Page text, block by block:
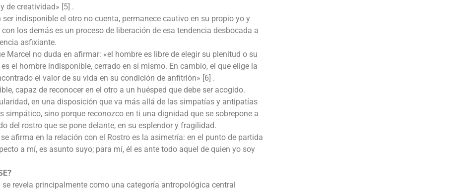
de creatividad» [5] .
indisponible el otro no cuenta, permanece cautivo en su propio yo y
los demás es un proceso de liberación de esa tendencia desbocada a
asfixiante.
Marcel no duda en afirmar: «el hombre es libre de elegir su plenitud o su
el hombre indisponible, cerrado en sí mismo. En cambio, el que elige la
el valor de su vida en su condición de anfitrión» [6] .
capaz de reconocer en el otro a un huésped que debe ser acogido.
en una disposición que va más allá de las simpatías y antipatías
simpático, sino porque reconozco en ti una dignidad que se sobrepone a
del rostro que se pone delante, en su esplendor y fragilidad.
afirma en la relación con el Rostro es la asimetría: en el punto de partida
a mí, es asunto suyo; para mí, él es ante todo aquel de quien yo soy
revela principalmente como una categoría antropológica central